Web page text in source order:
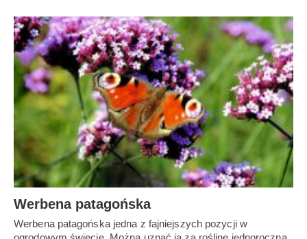
Werbena patagońska
Werbena patagońska jedna z fajniejszych pozycji w